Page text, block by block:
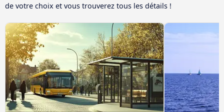
de votre choix et vous trouverez tous les détails !